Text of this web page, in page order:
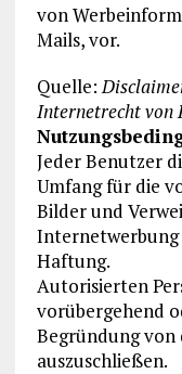
von
Mails, vor.
Quelle:
Internetrecht von
Jeder Benutzer
Umfang für die
Bilder und
Haftung.
Autorisierten
vorübergehend
Begründung von
auszuschließen.